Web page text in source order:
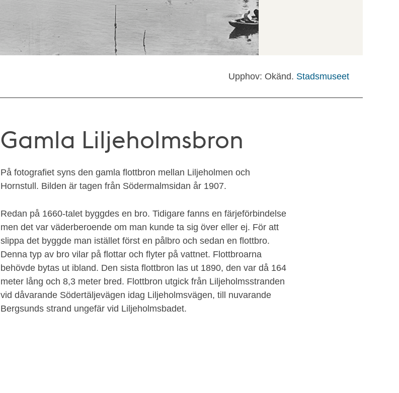
Upphov: Okänd. Stadsmuseet
Gamla Liljeholmsbron
På fotografiet syns den gamla flottbron mellan Liljeholmen och
Hornstull. Bilden är tagen från Södermalmsidan år 1907.
Redan på 1660-talet byggdes en bro. Tidigare fanns en färjeförbindelse
men det var väderberoende om man kunde ta sig över eller ej. För att
slippa det byggde man istället först en pålbro och sedan en flottbro.
Denna typ av bro vilar på flottar och flyter på vattnet. Flottbroarna
behövde bytas ut ibland. Den sista flottbron las ut 1890, den var då 164
meter lång och 8,3 meter bred. Flottbron utgick från Liljeholmsstranden
vid dåvarande Södertäljevägen idag Liljeholmsvägen, till nuvarande
Bergsunds strand ungefär vid Liljeholmsbadet.